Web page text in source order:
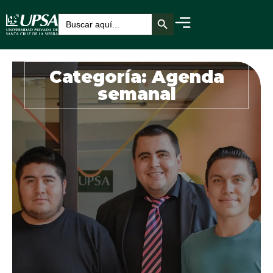
Buscar: Botón de búsqueda
Categoría: Agenda
semanal